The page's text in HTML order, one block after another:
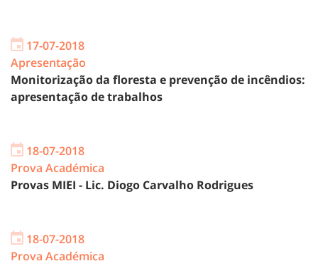
17-07-2018
Apresentação
Monitorização da floresta e prevenção de incêndios:
apresentação de trabalhos
18-07-2018
Prova Académica
Provas MIEI - Lic. Diogo Carvalho Rodrigues
18-07-2018
Prova Académica